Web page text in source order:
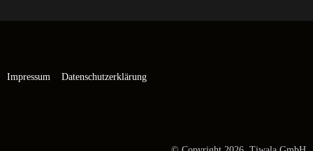
Impressum Datenschutzerklärung